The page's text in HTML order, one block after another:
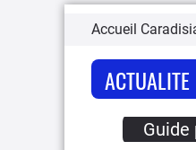
Accueil
ACTUALITE
Guide